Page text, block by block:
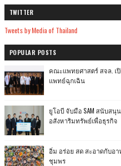
TWITTER
Tweets by Media of Thailand
POPULAR POSTS
คณะแพทยศาสตร์ สจล. เปิ
แพทย์ฉุกเฉิน
ยูโอบี จับมือ SAM สนับสนุ
อสังหาริมทรัพย์เพื่อธุรกิจ
อิ่ม อร่อย สด สะอาดกับอ
ชุมพร